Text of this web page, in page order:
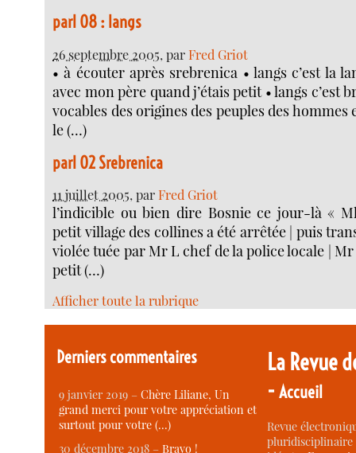
parl 08 : langs
26 septembre 2005, parFred Griot
• à écouter après srebrenica • langs c’est la
avec mon père quand j’étais petit • langs c’est
vocables des origines des peuples des hommes
le (…)
parl 02 Srebrenica
11 juillet 2005, parFred Griot
l’indicible ou bien dire Bosnie ce jour-là «
petit village des collines a été arrêtée | puis
violée tuée par Mr L chef de la police locale |
petit (…)
Afficher toute la rubrique
Derniers commentaires
9 janvier 2019 –Chère Liliane, Un
grand merci pour votre appréciation et
surtout pour votre (…)
30 décembre 2018 –Bravo !
La Revue
-Accueil
Revue